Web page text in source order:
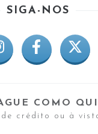
SIGA-NOS
COMO
crédito ou à